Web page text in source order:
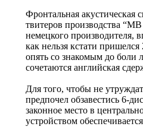
Фронтальная акустическая
твитеров производства
немецкого производителя,
как нельзя кстати
опять со знакомым до боли
сочетаются английская
Для того, чтобы не
предпочел обзавестись 6-
законное место в
устройством